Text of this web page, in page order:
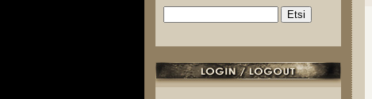
Hakulomake